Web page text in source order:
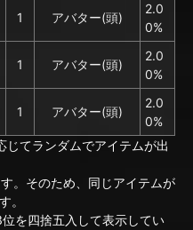
1 アバター(頭)
2.0
0%
1 アバター(頭)
2.0
0%
1 アバター(頭)
2.0
0%
てランダムでアイテムが出
。そのため、同じアイテムが
。
を四捨五入して表示してい